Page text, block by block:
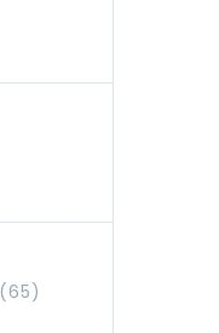
(65)